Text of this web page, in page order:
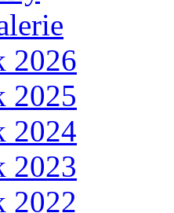
2026
2025
2024
2023
2022